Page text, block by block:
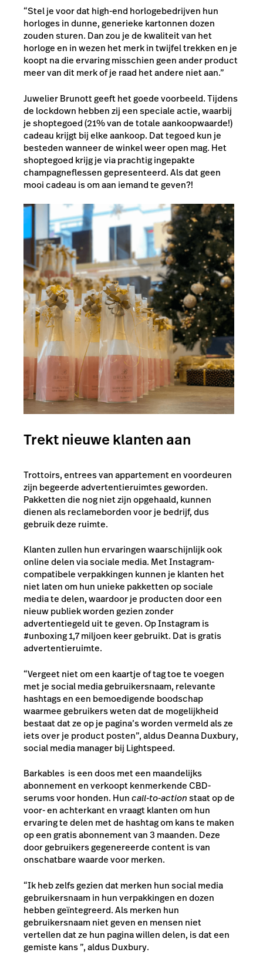
“Stel je voor dat high-end horlogebedrijven hun
horloges in dunne, generieke kartonnen dozen
zouden sturen. Dan zou je de kwaliteit van het
horloge en in wezen het merk in twijfel trekken en je
koopt na die ervaring misschien geen ander product
meer van dit merk of je raad het andere niet aan.”
JuwelierBrunottgeeft het goede voorbeeld. Tijdens
de lockdown hebben zij een speciale actie, waarbij
je shoptegoed (21% van de totale aankoopwaarde!)
cadeau krijgt bij elke aankoop. Dat tegoed kun je
besteden wanneer de winkel weer open mag. Het
shoptegoed krijg je via prachtig ingepakte
champagneflessen gepresenteerd. Als dat geen
mooi cadeau is om aan iemand te geven?!
Trekt nieuwe klanten aan
Trottoirs, entrees van appartement en voordeuren
zijn begeerde advertentieruimtes geworden.
Pakketten die nog niet zijn opgehaald, kunnen
dienen als reclameborden voor je bedrijf, dus
gebruik deze ruimte.
Klanten zullen hun ervaringen waarschijnlijk ook
online delen via sociale media. Met Instagram-
compatibele verpakkingen kunnen je klanten het
niet laten om hun unieke pakketten op sociale
media te delen, waardoor je producten door een
nieuw publiek worden gezien zonder
advertentiegeld uit te geven. Op Instagram is
#unboxing 1,7 miljoen keer gebruikt. Dat is gratis
advertentieruimte.
“Vergeet niet om een kaartje of tag toe te voegen
met je social media gebruikersnaam, relevante
hashtags en een bemoedigende boodschap
waarmee gebruikers weten dat de mogelijkheid
bestaat dat ze op je pagina’s worden vermeld als ze
iets over je product posten”, aldus Deanna Duxbury,
social media manager bij Lightspeed.
Barkables is een doos met een maandelijks
abonnement en verkoopt kenmerkende CBD-
serums voor honden. Huncall-to-actionstaat op de
voor- en achterkant en vraagt klanten om hun
ervaring te delen met de hashtag om kans te maken
op een gratis abonnement van 3 maanden. Deze
door gebruikers gegenereerde content is van
onschatbare waarde voor merken.
“Ik heb zelfs gezien dat merken hun social media
gebruikersnaam in hun verpakkingen en dozen
hebben geïntegreerd. Als merken hun
gebruikersnaam niet geven en mensen niet
vertellen dat ze hun pagina willen delen, is dat een
gemiste kans ”, aldus Duxbury.